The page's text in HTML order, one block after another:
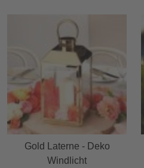
Gold Laterne - Deko
Windlicht